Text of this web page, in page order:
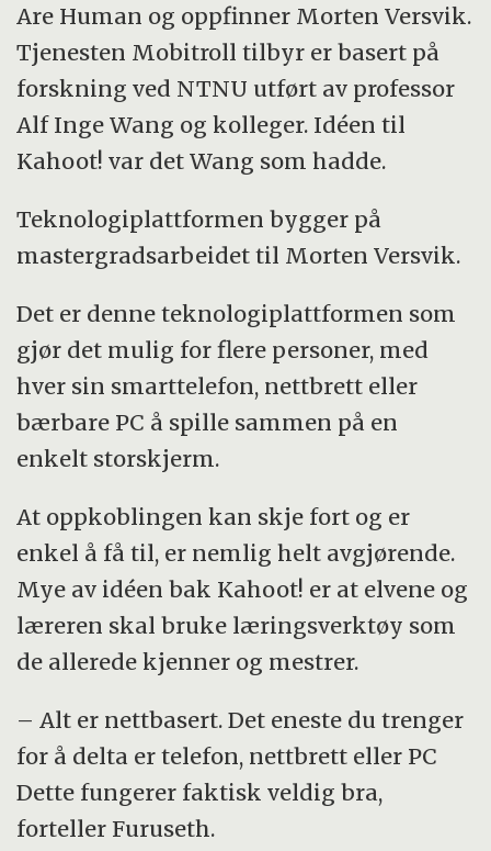
Are Human og oppfinner Morten Versvik.
Tjenesten Mobitroll tilbyr er basert på
forskning ved NTNU utført av professor
Alf Inge Wang og kolleger. Idéen til
Kahoot! var det Wang som hadde.
Teknologiplattformen bygger på
mastergradsarbeidet til Morten Versvik.
Det er denne teknologiplattformen som
gjør det mulig for flere personer, med
hver sin smarttelefon, nettbrett eller
bærbare PC å spille sammen på en
enkelt storskjerm.
At oppkoblingen kan skje fort og er
enkel å få til, er nemlig helt avgjørende.
Mye av idéen bak Kahoot! er at elvene og
læreren skal bruke læringsverktøy som
de allerede kjenner og mestrer.
– Alt er nettbasert. Det eneste du trenger
for å delta er telefon, nettbrett eller PC
Dette fungerer faktisk veldig bra,
forteller Furuseth.